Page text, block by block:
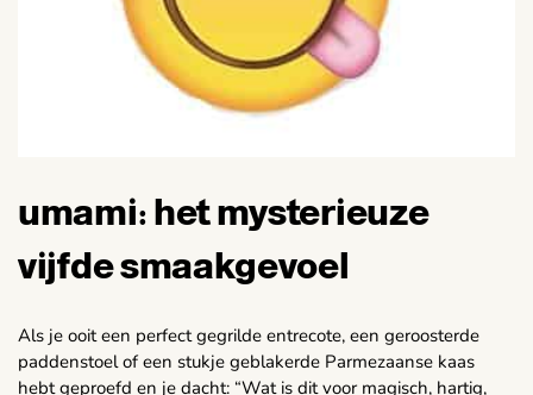
umami: het mysterieuze
vijfde smaakgevoel
Als je ooit een perfect gegrilde entrecote, een geroosterde
paddenstoel of een stukje geblakerde Parmezaanse kaas
hebt geproefd en je dacht: “Wat is dit voor magisch, hartig,